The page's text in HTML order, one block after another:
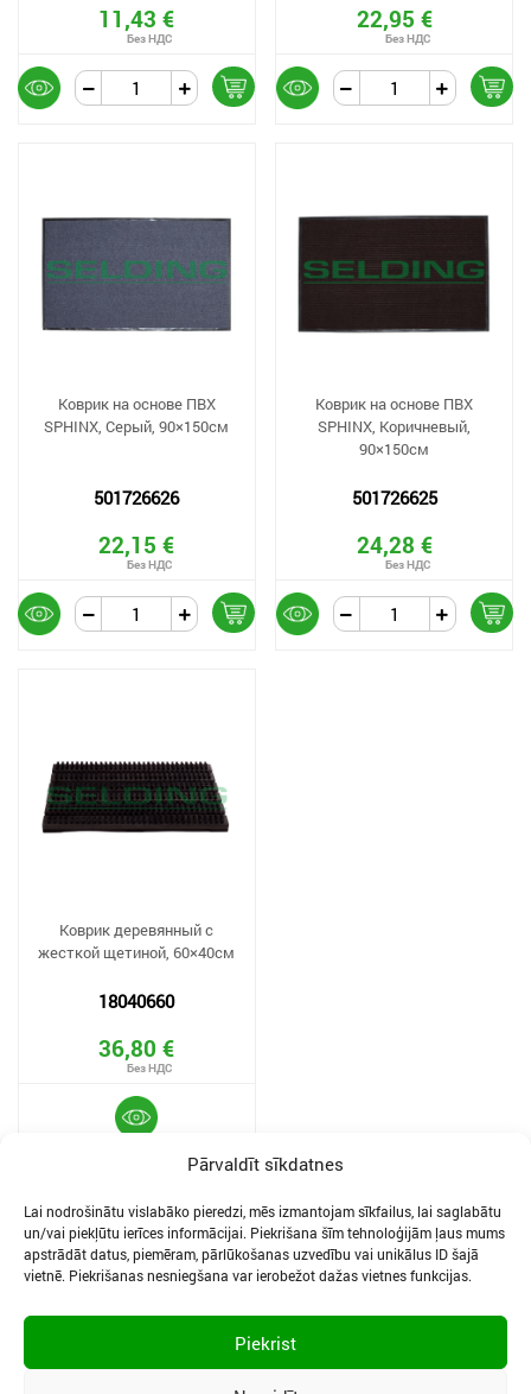
Pārvaldīt sīkdatnes
Lai nodrošinātu vislabāko pieredzi, mēs izmantojam sīkfailus, lai saglabātu
un/vai piekļūtu ierīces informācijai. Piekrišana šīm tehnoloģijām ļaus mums
apstrādāt datus, piemēram, pārlūkošanas uzvedību vai unikālus ID šajā
vietnē. Piekrišanas nesniegšana var ierobežot dažas vietnes funkcijas.
Piekrist
11,43 € 22,95 €
Коврик на основе ПВХ
SPHINX, Серый, 90×150см
501726626
22,15 €
Коврик на основе ПВХ
SPHINX, Коричневый,
90×150см
501726625
24,28 €
Коврик деревянный с
жесткой щетиной, 60×40см
18040660
36,80 €
УСЛОВИЯ ЗАКАЗА ТОВАРОВ